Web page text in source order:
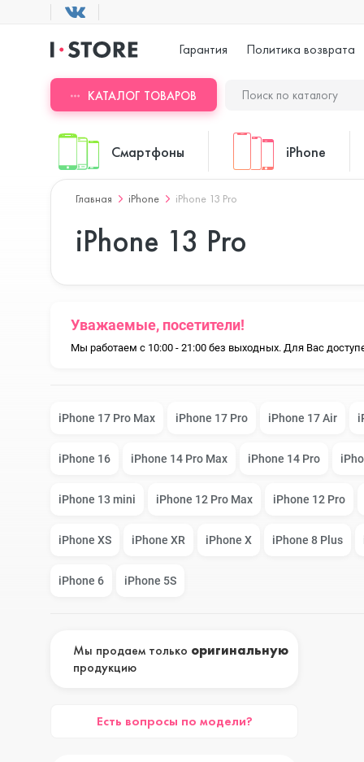
Гарантия Политика возврата
КАТАЛОГ ТОВАРОВ
Смартфоны
Blackview
Doogee
Google Pixel
Nokia
OPPO
iPhone
iPhone 17 Pro
iPhone 17 Air
iPhone 17e
iPhone 16E
Главная iPhone iPhone 13 Pro
iPhone 13 Pro
Уважаемые, посетители!
Мы работаем с 10:00 - 21:00 без выходных. Для Вас
iPhone 17 Pro Max iPhone 17 Pro iPhone 17 Air
iPhone 16 iPhone 14 Pro Max iPhone 14 Pro
iPhone 13 mini iPhone 12 Pro Max iPhone 12 Pro
iPhone XS iPhone XR iPhone X iPhone 8 Plus
iPhone 6 iPhone 5S
Мы продаем только оригинальную
продукцию
Есть вопросы по модели?